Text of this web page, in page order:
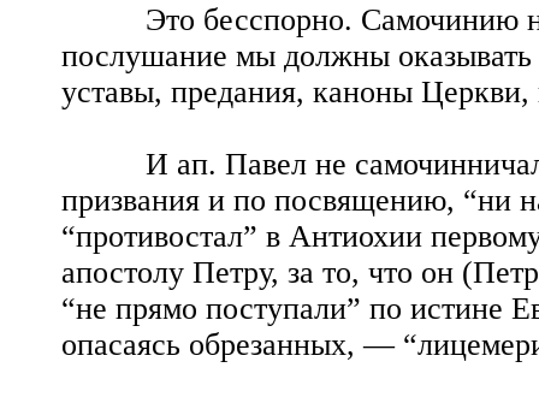
Это бесспорно. Самочинию не
послушание мы должны оказывать
уставы, предания, каноны
И ап. Павел не самочинничал,
призвания и по посвящению, “ни
“противостал” в Антиохии
апостолу Петру, за то, что он
“не прямо поступали” по истине
опасаясь обрезанных, —